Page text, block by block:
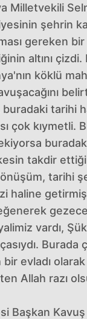
Milletvekili
şehrin
gereken
altını çizdi.
köklü
tarihi
çok kıymetli.
takdir
tarihi
haline
vardı,
Burada
bir evladı
Allah razı
Başkan